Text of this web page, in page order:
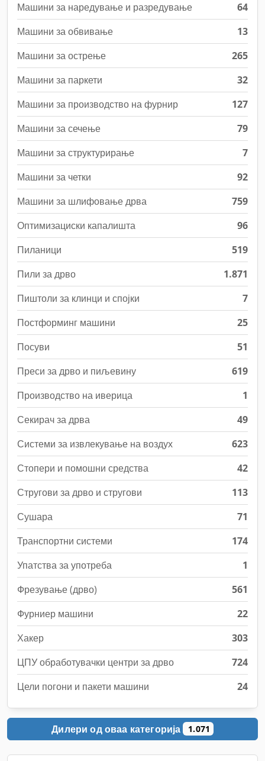
Машини за наредување и разредување
64
Машини за обвивање
13
Машини за острење
265
Машини за паркети
32
Машини за производство на фурнир
127
Машини за сечење
79
Машини за структурирање
7
Машини за четки
92
Машини за шлифовање дрва
759
Оптимизациски капалишта
96
Пиланици
519
Пили за дрво
1.871
Пиштоли за клинци и спојки
7
Постформинг машини
25
Посуви
51
Преси за дрво и пиљевину
619
Производство на иверица
1
Секирач за дрва
49
Системи за извлекување на воздух
623
Стопери и помошни средства
42
Стругови за дрво и стругови
113
Сушара
71
Транспортни системи
174
Упатства за употреба
1
Фрезување (дрво)
561
Фурниер машини
22
Хакер
303
ЦПУ обработувачки центри за дрво
724
Цели погони и пакети машини
24
Дилери од оваа категорија 1.071